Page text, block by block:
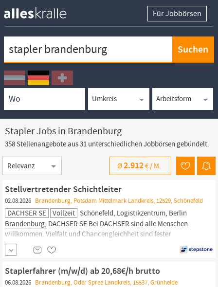
Für Jobbörsen
Ortssuche
Umkreissuche
Arbeitsform
Stapler Jobs in Brandenburg
358 Stellenangebote aus 31 unterschiedlichen Jobbörsen gebündelt.
Sortierung
Ø2.912€ / M.
Stellvertretender Schichtleiter
02.08.2026 Brandenburg, Potsdam Mittelmark Landkreis, 12529, Schönefeld
DACHSER SE Vollzeit Schönefeld, Logistikzentrum, Berlin
Brandenburg, DACHSER SE Bei DACHSER sind alle Menschen
willkommen. Vielfalt und Chancengleichheit sind fester
Bestandteil unserer Unternehmenskultur. Die Einzigartigkeit eines
jeden einzelnen, und damit die Vielfalt unserer Teams, verstehen
wir als treibende Kraft unserer täglichen Arbeit und Innovationen
- denn:
Staplerfahrer (m/w/d) ab 20,68€/h brutto
06.08.2026 Brandenburg, Oder Spree Landkreis, 15537, Grünheide